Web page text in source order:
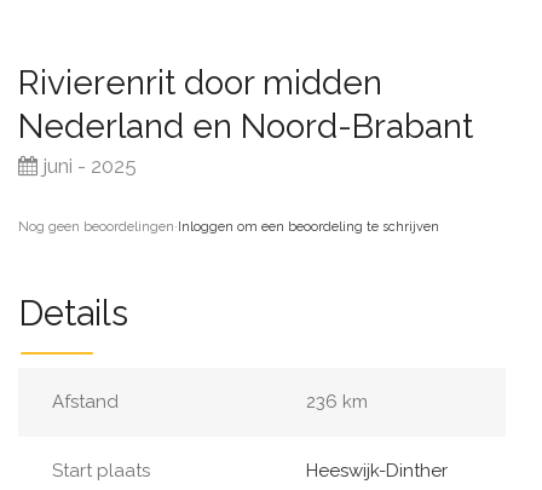
Rivierenrit door midden
Nederland en Noord-Brabant
juni - 2025
Nog geen beoordelingen·Inloggen om een beoordeling te schrijven
Details
Afstand 236 km
Start plaats Heeswijk-Dinther